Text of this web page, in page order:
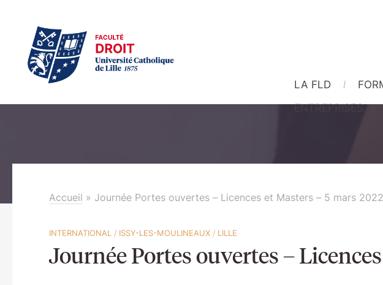
LA FLD
ENTREPRISES
Accueil » Journée Portes ouvertes – Licences et Masters – 5 mars 2022
INTERNATIONAL / ISSY-LES-MOULINEAUX/ LILLE
Journée Portes ouvertes –